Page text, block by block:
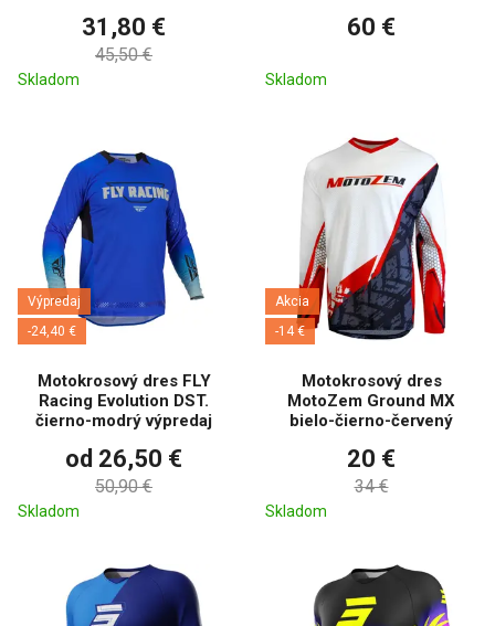
31,80 €
45,50 €
Skladom
60 €
Skladom
Výpredaj
-24,40 €
Motokrosový dres FLY
Racing Evolution DST.
čierno-modrý výpredaj
od 26,50 €
50,90 €
Skladom
Akcia
-14 €
Motokrosový dres
MotoZem Ground MX
bielo-čierno-červený
20 €
34 €
Skladom